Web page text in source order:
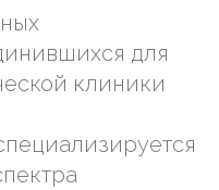
для
клиники